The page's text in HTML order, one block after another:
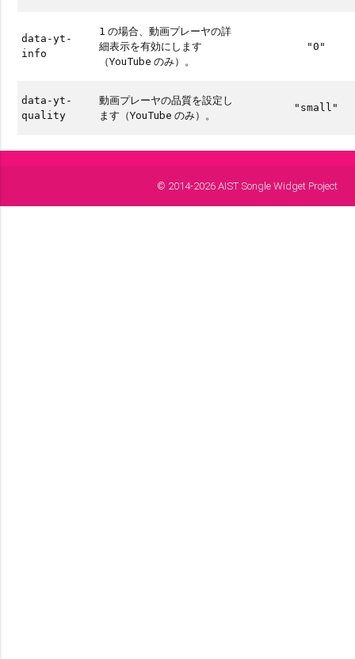
data-yt-
info
1 の場合、動画プレーヤの詳
細表示を有効にします
（YouTube のみ）。
"0"
data-yt-
quality
動画プレーヤの品質を設定し
ます（YouTube のみ）。
"small"
© 2014-2026 AIST Songle Widget Project